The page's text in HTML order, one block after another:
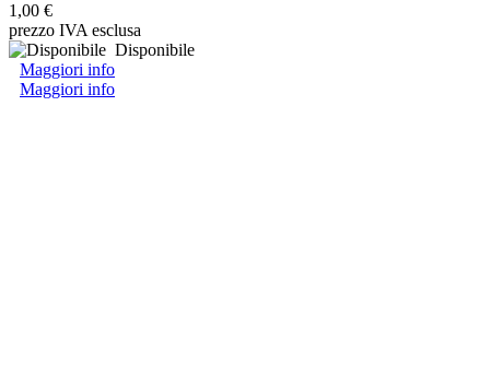
1,00 €
prezzo IVA esclusa
Disponibile
Maggiori info
Maggiori info